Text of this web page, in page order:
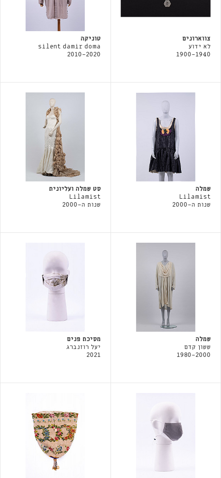
צווארונים
לא ידוע
1900-1940
טוניקה
silent damir doma
2010-2020
שמלה
Lilamist
שנות ה-2000
סט שמלה ועליונית
Lilamist
שנות ה-2000
שמלה
ששון קדם
1980-2000
מסיכת פנים
יעל רוזנברג
2021